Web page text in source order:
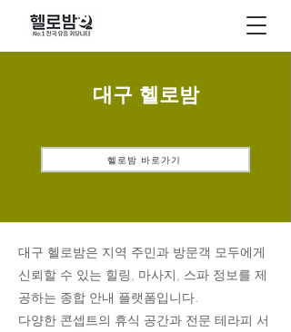
대구 헬로밤
헬로밤 바로가기
대구 헬로밤은 지역 주민과 방문객 모두에게
신뢰할 수 있는 힐링, 마사지, 스파 정보를 제
공하는 종합 안내 플랫폼입니다.
다양한 콘셉트의 휴식 공간과 전문 테라피 서